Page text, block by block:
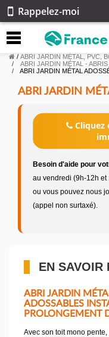
Rappelez-moi
/ ABRI JARDIN MÉTAL, PVC,
ABRI JARDIN MÉTAL -
ABRI JARDIN MÉTAL
ABRI JARDIN
Cliquez
Besoin d'aide pour
au vendredi (9h-12h et
ou vous pouvez nous
(appel non surtaxé).
EN SAVOIR
ABRI JARDIN
ADOSSABLES
PROLONGEMENT
Avec son toit mono